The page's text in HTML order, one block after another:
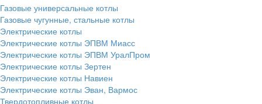
Газовые универсальные котлы
Газовые чугунные, стальные котлы
Электрические котлы
Электрические котлы ЭПВМ Миасс
Электрические котлы ЭПВМ УралПром
Электрические котлы Зертен
Электрические котлы Навиен
Электрические котлы Эван, Вармос
Твердотопливные котлы